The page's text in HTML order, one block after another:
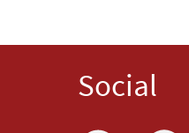
Social